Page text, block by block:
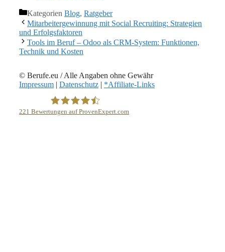
Kategorien Blog, Ratgeber
Mitarbeitergewinnung mit Social Recruiting: Strategien
und Erfolgsfaktoren
Tools im Beruf – Odoo als CRM-System: Funktionen,
Technik und Kosten
© Berufe.eu / Alle Angaben ohne Gewähr
Impressum | Datenschutz | *Affiliate-Links
221 Bewertungen auf ProvenExpert.com